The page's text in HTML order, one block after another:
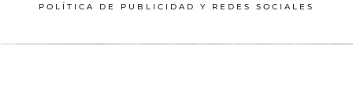
POLÍTICA DE PUBLICIDAD Y REDES SOCIALES